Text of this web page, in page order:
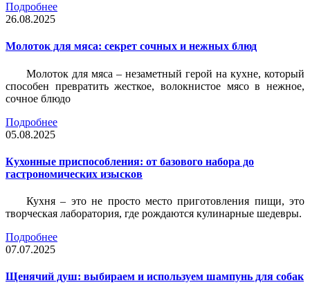
Подробнее
26.08.2025
Молоток для мяса: секрет сочных и нежных блюд
Молоток для мяса – незаметный герой на кухне, который
способен превратить жесткое, волокнистое мясо в нежное,
сочное блюдо
Подробнее
05.08.2025
Кухонные приспособления: от базового набора до
гастрономических изысков
Кухня – это не просто место приготовления пищи, это
творческая лаборатория, где рождаются кулинарные шедевры.
Подробнее
07.07.2025
Щенячий душ: выбираем и используем шампунь для собак